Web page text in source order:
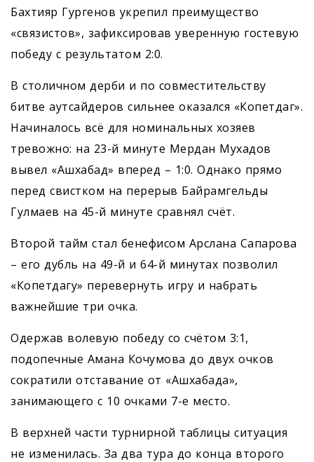
Бахтияр Гургенов укрепил преимущество
«связистов», зафиксировав уверенную гостевую
победу с результатом 2:0.
В столичном дерби и по совместительству
битве аутсайдеров сильнее оказался «Копетдаг».
Начиналось всё для номинальных хозяев
тревожно: на 23-й минуте Мердан Мухадов
вывел «Ашхабад» вперед – 1:0. Однако прямо
перед свистком на перерыв Байрамгельды
Гулмаев на 45-й минуте сравнял счёт.
Второй тайм стал бенефисом Арслана Сапарова
– его дубль на 49-й и 64-й минутах позволил
«Копетдагу» перевернуть игру и набрать
важнейшие три очка.
Одержав волевую победу со счётом 3:1,
подопечные Амана Кочумова до двух очков
сократили отставание от «Ашхабада»,
занимающего с 10 очками 7-е место.
В верхней части турнирной таблицы ситуация
не изменилась. За два тура до конца второго